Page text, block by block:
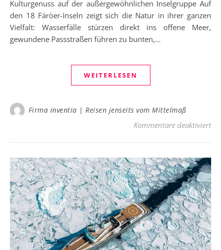
Kulturgenuss auf der außergewöhnlichen Inselgruppe Auf
den 18 Färöer-Inseln zeigt sich die Natur in ihrer ganzen
Vielfalt: Wasserfälle stürzen direkt ins offene Meer,
gewundene Passstraßen führen zu bunten,…
WEITERLESEN
Firma inventia | Reisen jenseits vom Mittelmaß
Kommentare deaktiviertfür